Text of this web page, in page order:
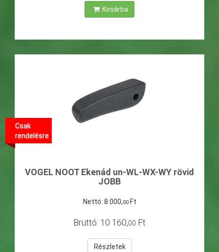
Kosárba
VOGEL NOOT Ekenád un-WL-WX-WY rövid
JOBB
Nettó: 8 000,00 Ft
Bruttó: 10 160,00 Ft
Részletek
Csak
rendelésre